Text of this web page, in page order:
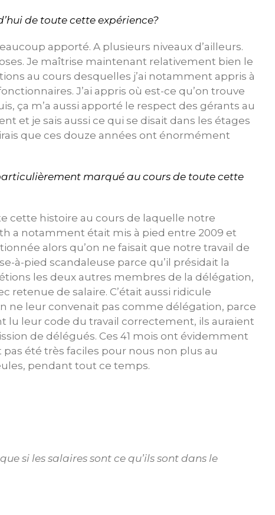
de toute cette expérience?
apporté. A plusieurs niveaux d’ailleurs.
Je maîtrise maintenant relativement bien le
au cours desquelles j’ai notamment appris à
J’ai appris où est-ce qu’on trouve
ça m’a aussi apporté le respect des gérants au
et je sais aussi ce qui se disait dans les étages
que ces douze années ont énormément
marqué au cours de toute cette
cette histoire au cours de laquelle notre
a notamment était mis à pied entre 2009 et
alors qu’on ne faisait que notre travail de
à-pied scandaleuse parce qu’il présidait la
les deux autres membres de la délégation,
retenue de salaire. C’était aussi ridicule
ne leur convenait pas comme délégation, parce
lu leur code du travail correctement, ils auraient
de délégués. Ces 41 mois ont évidemment
pas été très faciles pour nous non plus au
pendant tout ce temps.
si les salaires sont ce qu’ils sont dans le